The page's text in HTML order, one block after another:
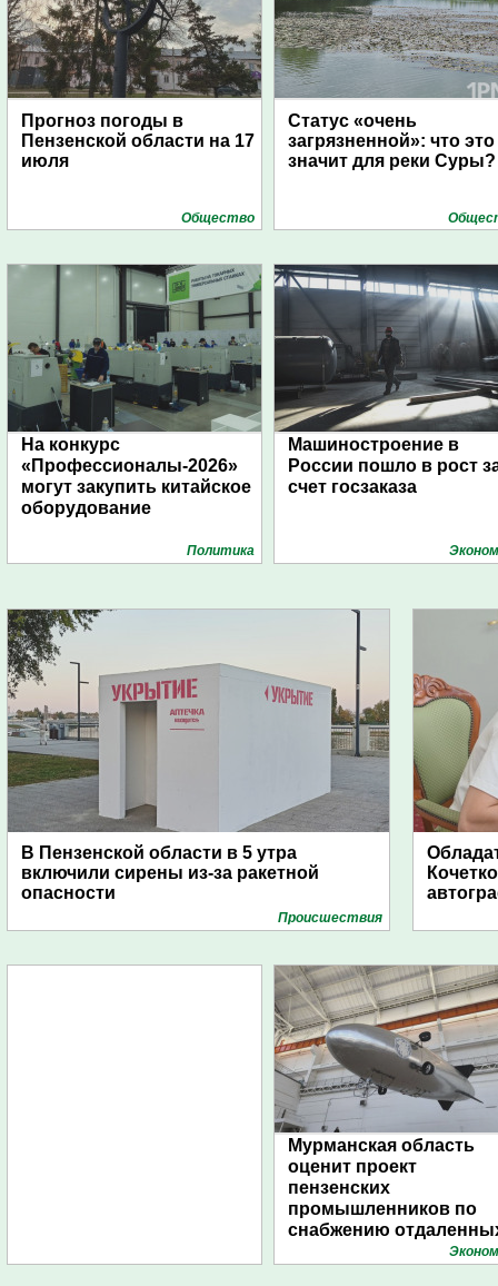
Прогноз погоды в
Пензенской области на 17
июля
Общество
Статус «очень
загрязненной»: что это
значит для реки Суры?
На конкурс
«Профессионалы-2026»
могут закупить китайское
оборудование
Политика
Машиностроение в
России пошло в рост
счет госзаказа
В Пензенской области в 5 утра
включили сирены из-за ракетной
опасности
Проиcшествия
Мурманская область
оценит проект
пензенских
промышленников по
снабжению
поселений с помощью